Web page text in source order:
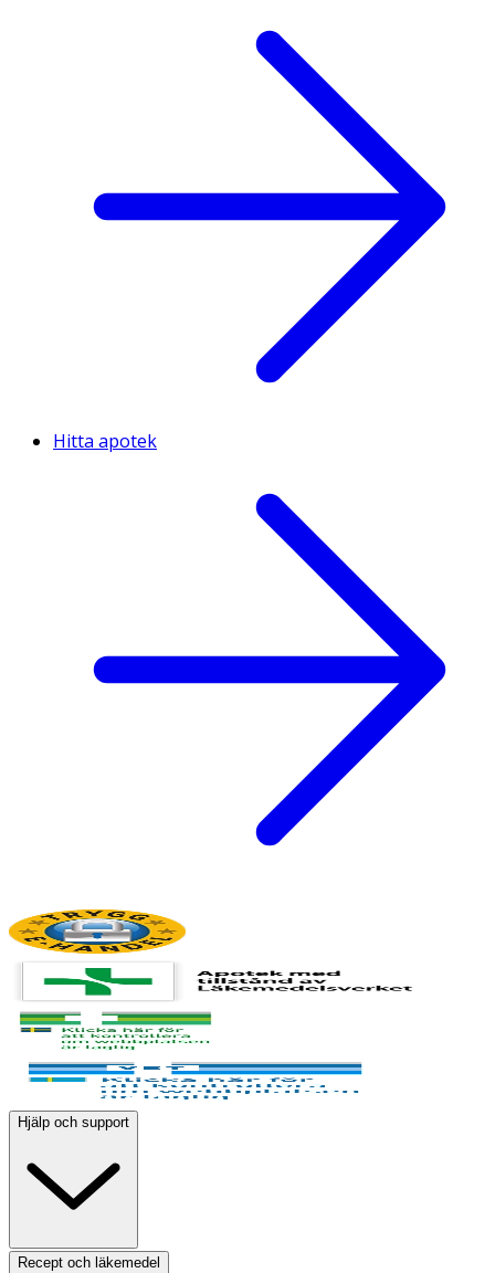
Hitta apotek
Hjälp och support
Recept och läkemedel